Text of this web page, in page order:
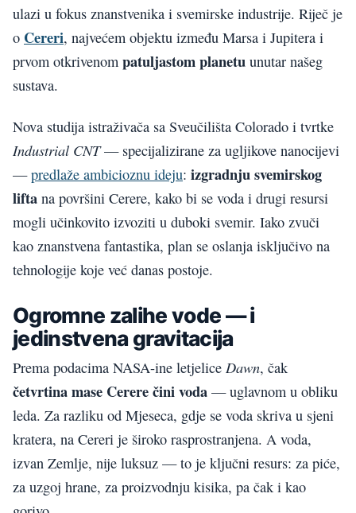
ulazi u fokus znanstvenika i svemirske industrije. Riječ je
o Cereri, najvećem objektu između Marsa i Jupitera i
prvom otkrivenom patuljastom planetu unutar našeg
sustava.
Nova studija istraživača sa Sveučilišta Colorado i tvrtke
Industrial CNT— specijalizirane za ugljikove nanocijevi
—predlaže ambicioznu ideju: izgradnju svemirskog
lifta na površini Cerere, kako bi se voda i drugi resursi
mogli učinkovito izvoziti u duboki svemir. Iako zvuči
kao znanstvena fantastika, plan se oslanja isključivo na
tehnologije koje već danas postoje.
Ogromne zalihe vode — i
jedinstvena gravitacija
Prema podacima NASA-ine letjelice Dawn, čak
četvrtina mase Cerere čini voda — uglavnom u obliku
leda. Za razliku od Mjeseca, gdje se voda skriva u sjeni
kratera, na Cereri je široko rasprostranjena. A voda,
izvan Zemlje, nije luksuz — to je ključni resurs: za piće,
za uzgoj hrane, za proizvodnju kisika, pa čak i kao